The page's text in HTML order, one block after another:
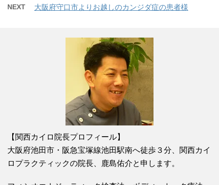
NEXT 大阪府守口市よりお越しのカンジダ症の患者様
【関西カイロ院長プロフィール】
大阪府池田市・阪急宝塚線池田駅南へ徒歩３分、関西カイ
ロプラクティックの院長、鹿島佑介と申します。